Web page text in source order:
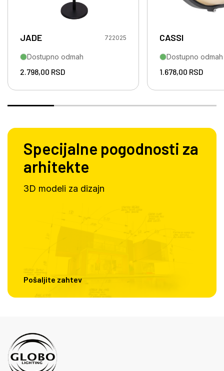
JADE 722025
Dostupno odmah
2.798,00 RSD
CASSI
Dostupno odmah
1.678,00 RSD
Specijalne pogodnosti za
arhitekte
3D modeli za dizajn
Pošaljite zahtev